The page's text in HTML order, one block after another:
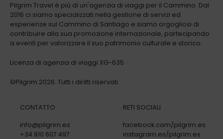
Pilgrim Travel è più di un'agenzia di viaggi per il Cammino. Dal
2016 ci siamo specializzati nella gestione di servizi ed
esperienze sul Cammino di Santiago e siamo orgogliosi di
contribuire alla sua promozione internazionale, partecipando
a eventi per valorizzare il suo patrimonio culturale e storico.
Licenza di agenzia di viaggi XG-635
©Pilgrim.2026. Tutti i diritti riservati
CONTATTO
info@pilgrim.es
+34 910 607 497
RETI SOCIALI
facebook.com/pilgrim.es
instagram.es/pilgrim.es